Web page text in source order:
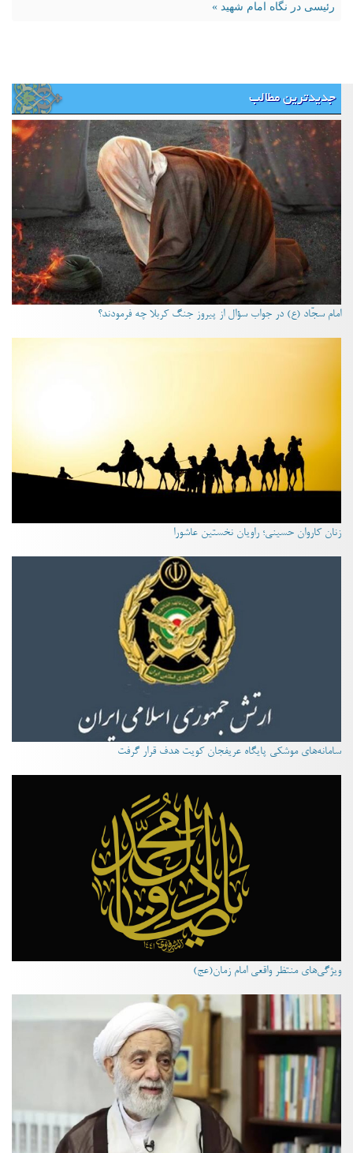
رئیسی در نگاه امام شهید »
جدیدترین مطالب
امام سجّاد (ع) در جواب سؤال از پیروز جنگ کربلا چه فرمودند؟
زنان کاروان حسینی؛ راویان نخستین عاشورا
سامانه‌های موشکی پایگاه عریفجان کویت هدف قرار گرفت
ویژگی‌های منتظر واقعی امام زمان(عج)